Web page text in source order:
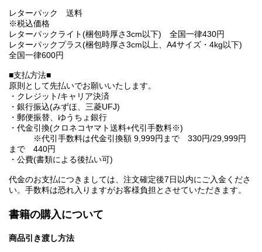
レターパック 送料
※税込価格
レターパックライト(梱包時厚さ3cm以下) 全国一律430円
レターパックプラス(梱包時厚さ3cm以上、A4サイズ・4kg以下)
全国一律600円
■支払方法■
原則として先払いでお願いいたします。
・クレジット/キャリア決済
・銀行振込(みずほ、三菱UFJ)
・郵便振替、ゆうちょ銀行
・代金引換(クロネコヤマト送料+代引手数料※)
※代引手数料は代金引換額 9,999円まで 330円/29,999円
まで 440円
・公費(書類による後払い可)
代金のお支払につきましては、注文確定後7日以内にご入金くださ
い。手数料は恐れ入りますがお客様負担とさせていただきます。
書籍の購入について
商品引き渡し方法